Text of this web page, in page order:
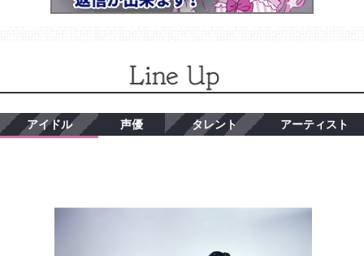
アイドル 声優 タレント アーティスト